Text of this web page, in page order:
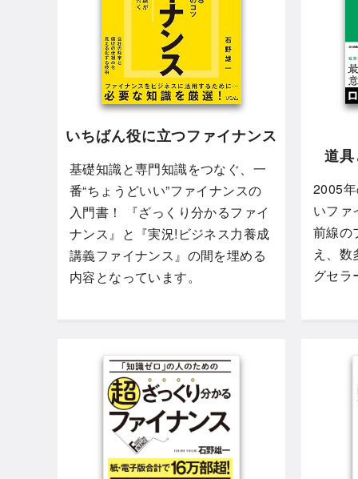
いちばん役に立つファイナンス
基礎知識と専門知識をつなぐ、一
番“ちょうどいい”ファイナンスの
入門書！ 『ざっくり分かるファイ
ナンス』と『実況!ビジネス力養成
講義ファイナンス』の間を埋める
内容となっています。
道
2005
いファ
前線の
え、
グセラ